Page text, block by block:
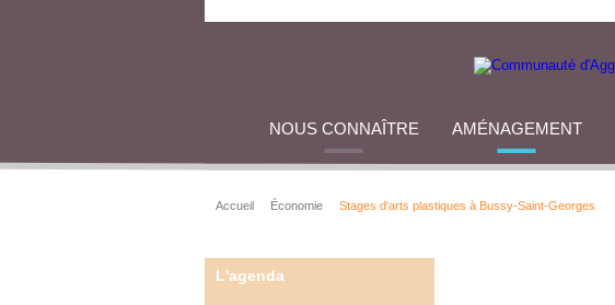
NOUS CONNAÎTRE AMÉNAGEMENT
Accueil Économie Stages d'arts plastiques à Bussy-Saint-Georges
L'agenda